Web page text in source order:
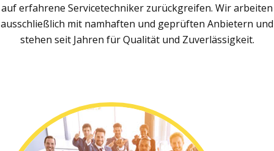
auf erfahrene Servicetechniker zurückgreifen. Wir arbeiten
ausschließlich mit namhaften und geprüften Anbietern und
stehen seit Jahren für Qualität und Zuverlässigkeit.